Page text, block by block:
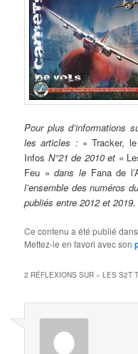
Pour plus d’informations
les articles : « Tracker,
Infos N°21 de 2010 et «
Feu »dans le Fana de
l’ensemble des numéros du
publiés entre 2012 et 2019.
Ce contenu a été publié
Mettez-le en favori avec son
2 RÉFLEXIONS SUR «LES S2T